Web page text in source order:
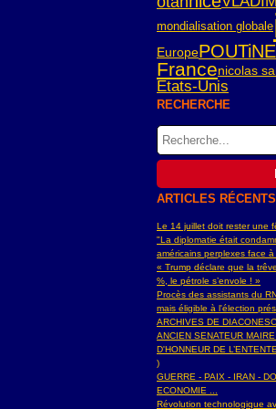
mondialisation globale
EuropePOUTiNE
Francenicolas
Etats-Unis
RECHERCHE
ARTICLES RÉCENTS
Le 14 juillet doit rester une
"La diplomatie était
américains perplexes face
« Trump déclare que la
%, le pétrole s’envole ! »
Procès des assistants du
mais éligible à l'élection
ARCHIVES DE
ANCIEN SENATEUR
D'HONNEUR DE
)
GUERRE - PAIX - IRAN -
ECONOMIE ...
Révolution technologique